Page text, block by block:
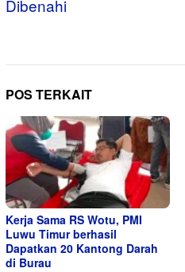
Dibenahi
POS TERKAIT
Kerja Sama RS Wotu, PMI
Luwu Timur berhasil
Dapatkan 20 Kantong Darah
di Burau